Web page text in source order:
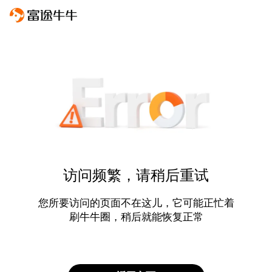
访问频繁，请稍后重试
您所要访问的页面不在这儿，它可能正忙着
刷牛牛圈，稍后就能恢复正常